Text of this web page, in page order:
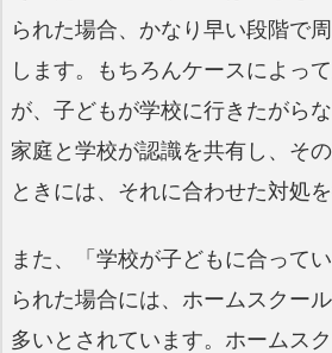
られた場合、かなり早い段階で
します。もちろんケースによっ
が、子どもが学校に行きたがら
家庭と学校が認識を共有し、そ
ときには、それに合わせた対処を
また、「学校が子どもに合って
られた場合には、ホームスクー
多いとされています。ホームス